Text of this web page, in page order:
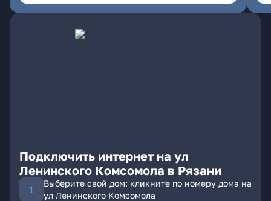
Подключить интернет на ул
Ленинского Комсомола в Рязани
Выберите свой дом: кликните по номеру дома на
ул Ленинского Комсомола